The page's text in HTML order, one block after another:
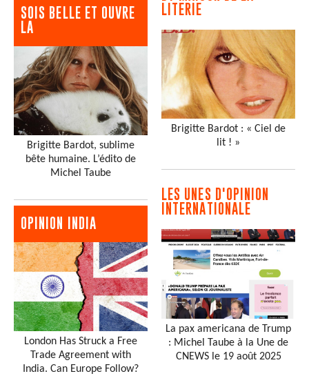
SOIS BELLE ET OUVRE
LA
Brigitte Bardot, sublime
bête humaine. L’édito de
Michel Taube
OPINION INDIA
London Has Struck a Free
Trade Agreement with
India. Can Europe Follow?
LITERIE
Brigitte Bardot : « Ciel de
lit ! »
LES UNES D'OPINION
INTERNATIONALE
La pax americana de Trump
: Michel Taube à la Une de
CNEWS le 19 août 2025